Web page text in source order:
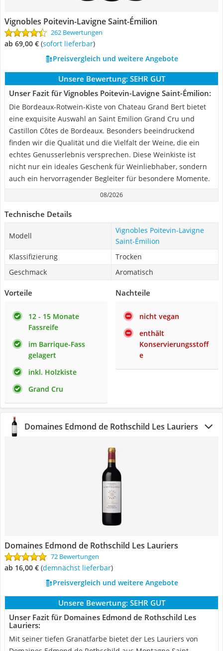
Vignobles Poitevin-Lavigne Saint-Émilion
262 Bewertungen
ab 69,00 € ( Sofort lieferbar)
Preisvergleich und weitere Angebote
Unsere Bewertung: SEHR GUT
Unser Fazit für Vignobles Poitevin-Lavigne Saint-Émilion:
Die Bordeaux-Rotwein-Kiste von Chateau Grand Bert bietet
eine exquisite Auswahl an Saint Emilion Grand Cru und
Castillon Côtes de Bordeaux. Besonders beeindruckend
finden wir die Qualität und die Vielfalt der Weine, die ein
echtes Genusserlebnis versprechen. Diese Weinkiste ist
nicht nur ein ideales Geschenk für Weinliebhaber, sondern
auch ein hervorragender Begleiter für besondere Momente.
08/2026
Technische Details
Modell
Vignobles Poitevin-Lavigne
Saint-Émilion
Klassifizierung
Trocken
Geschmack
Aromatisch
Vorteile
12 - 15 Monate
Fassreife
im Barrique-Fass
gelagert
inkl. Holzkiste
Grand Cru
Nachteile
nicht vegan
enthält
Konservierungsstoff
e
Domaines Edmond de Rothschild Les Lauriers
Domaines Edmond de Rothschild Les Lauriers
72 Bewertungen
ab 16,00 € ( Demnächst lieferbar)
Preisvergleich und weitere Angebote
Unsere Bewertung: SEHR GUT
Unser Fazit für Domaines Edmond de Rothschild Les
Lauriers:
Mit seiner tiefen Granatfarbe bietet der Les Lauriers von